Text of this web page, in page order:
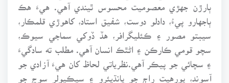
ٻارڙن جهڙي معصوميت محسوس ٿيندي آهي. هيءَ هڪ
ٻاجهارو پيءُ، دادلو دوست، شفيق استاد، کاهوڙي قلمڪار،
سيبتو مصور ۽ ڪئليگرافر، هڏ ڏوکي سماجي سيوڪ،
سچو قومي ڪارڪن ۽ اڻٿڪ انسان آهي. مطلب ته سادگيءَ
۽ سچائي جو پيڪر آهي.نظرياتي لحاظ کان هيءَ آزادي جو
آسوند، پورهيت راڄ جو پانڌيئرو ۽ سيڪيولر سوچ جو